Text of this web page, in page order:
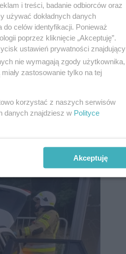
Rady Miejskiej w
zorganizowaną
zyskuje coraz większą
i treści, badanie odbiorców oraz
używać dokładnych danych
celów identyfikacji. Ponieważ
poprzez kliknięcie „Akceptuję”.
ustawień prywatności znajdujący
nie wymagają zgody użytkownika,
zastosowanie tylko na tej
korzystać z naszych serwisów
danych znajdziesz w Polityce
Akceptuję